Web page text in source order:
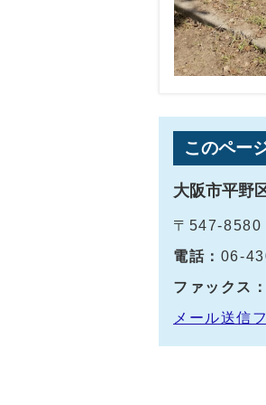
このペー
大阪市平野
〒547-8580
電話： 06-
ファックス：
メール送信